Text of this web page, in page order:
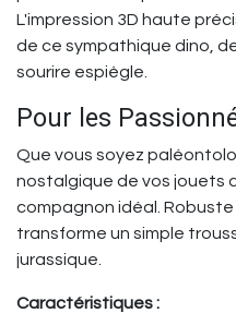
L'impression 3D haute
de ce sympathique dino,
sourire espiègle.
Pour les
Que vous soyez
nostalgique de vos jouets
compagnon idéal. Robuste
transforme un simple
jurassique.
Caractéristiques :